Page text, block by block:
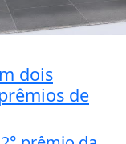
dois
de